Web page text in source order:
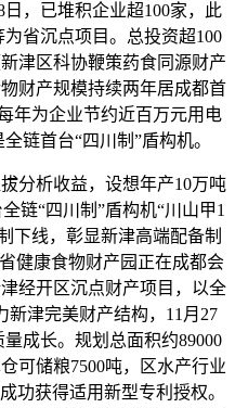
，已堆积企业超100家，此
省沉点项目。总投资超100
津区科协鞭策药食同源财产
财产规模持续两年居成都首
年为企业节约近百万元用电
链首台“四川制”盾构机。
析收益，设想年产10万吨
链“四川制”盾构机“川山甲1
下线，彰显新津高端配备制
健康食物财产园正在成都会
经开区沉点财产项目，以全
新津完美财产结构，11月27
成长。规划总面积约89000
可储粮7500吨，区水产行业
功获得适用新型专利授权。